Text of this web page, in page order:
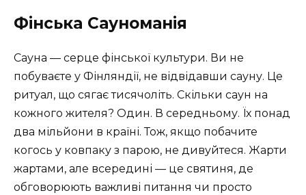
Фінська Сауноманія
Сауна — серце фінської культури. Ви не
побуваєте у Фінляндії, не відвідавши сауну. Це
ритуал, що сягає тисячоліть. Скільки саун на
кожного жителя? Один. В середньому. Їх понад
два мільйони в країні. Тож, якщо побачите
когось у ковпаку з парою, не дивуйтеся. Жарти
жартами, але всередині — це святиня, де
обговорюють важливі питання чи просто